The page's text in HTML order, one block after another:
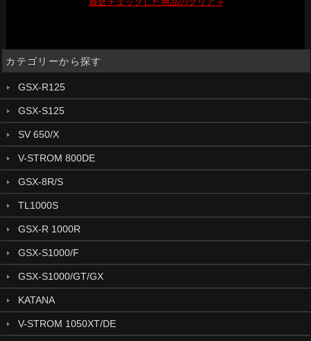
カテゴリーから探す
GSX-R125
GSX-S125
SV 650/X
V-STROM 800DE
GSX-8R/S
TL1000S
GSX-R 1000R
GSX-S1000/F
GSX-S1000/GT/GX
KATANA
V-STROM 1050XT/DE